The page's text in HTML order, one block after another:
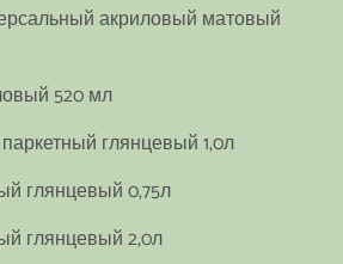
акриловый матовый
520 мл
глянцевый 1,0л
глянцевый 0,75л
глянцевый 2,0л